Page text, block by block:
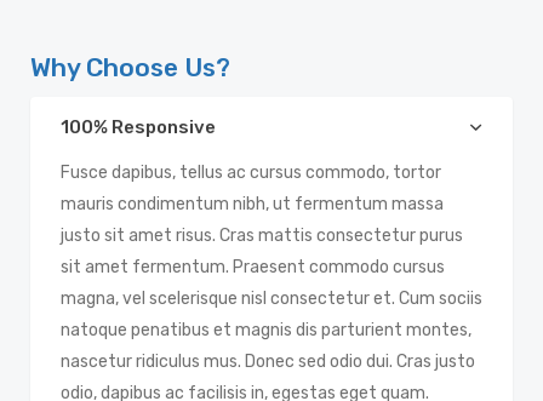
Why Choose Us?
100% Responsive
Fusce dapibus, tellus ac cursus commodo, tortor
mauris condimentum nibh, ut fermentum massa
justo sit amet risus. Cras mattis consectetur purus
sit amet fermentum. Praesent commodo cursus
magna, vel scelerisque nisl consectetur et. Cum sociis
natoque penatibus et magnis dis parturient montes,
nascetur ridiculus mus. Donec sed odio dui. Cras justo
odio, dapibus ac facilisis in, egestas eget quam.